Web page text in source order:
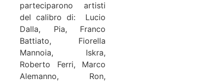
parteciparono artisti
del calibro di: Lucio
Dalla, Pia, Franco
Battiato, Fiorella
Mannoia, Iskra,
Roberto Ferri, Marco
Alemanno, Ron,